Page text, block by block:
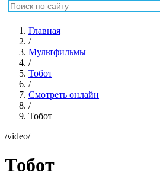
Главная
/
Мультфильмы
/
Тобот
/
Смотреть онлайн
/
Тобот
/video/
Тобот